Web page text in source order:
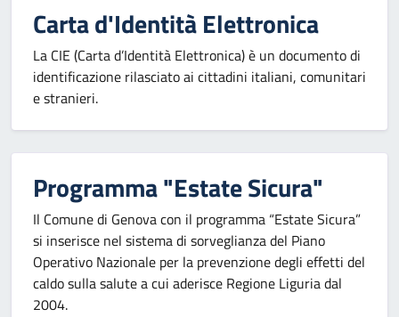
Carta d'Identità Elettronica
La CIE (Carta d’Identità Elettronica) è un documento di
identificazione rilasciato ai cittadini italiani, comunitari
e stranieri.
Programma "Estate Sicura"
Il Comune di Genova con il programma “Estate Sicura”
si inserisce nel sistema di sorveglianza del Piano
Operativo Nazionale per la prevenzione degli effetti del
caldo sulla salute a cui aderisce Regione Liguria dal
2004.